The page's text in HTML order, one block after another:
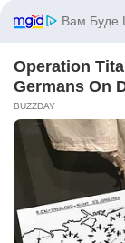
Point Lviv
Сайт працює
Themeansar.
Про нас